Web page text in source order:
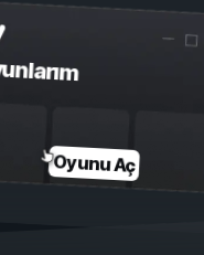
Oyunu Aç